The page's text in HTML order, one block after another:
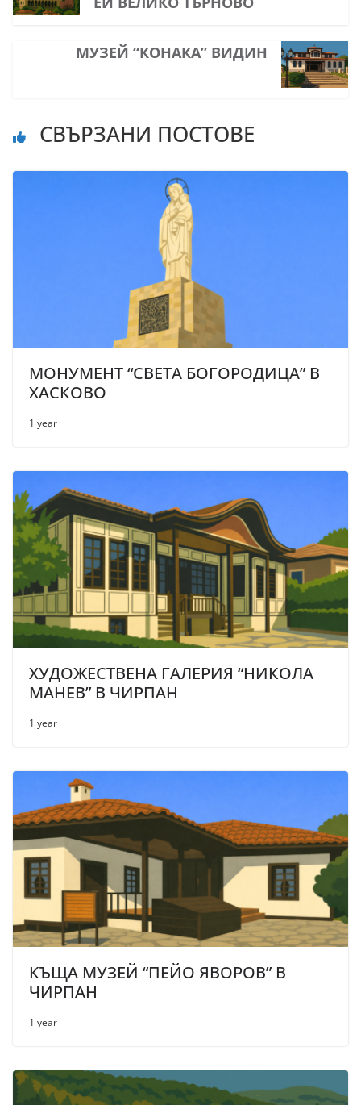
МУЗЕЙ “КОНАКА” ВИДИН
СВЪРЗАНИ ПОСТОВЕ
МОНУМЕНТ “СВЕТА БОГОРОДИЦА” В
ХАСКОВО
1 year
ХУДОЖЕСТВЕНА ГАЛЕРИЯ “НИКОЛА
МАНЕВ” В ЧИРПАН
1 year
КЪЩА МУЗЕЙ “ПЕЙО ЯВОРОВ” В
ЧИРПАН
1 year